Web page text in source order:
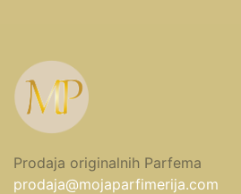
Prodaja originalnih Parfema
prodaja@mojaparfimerija.com